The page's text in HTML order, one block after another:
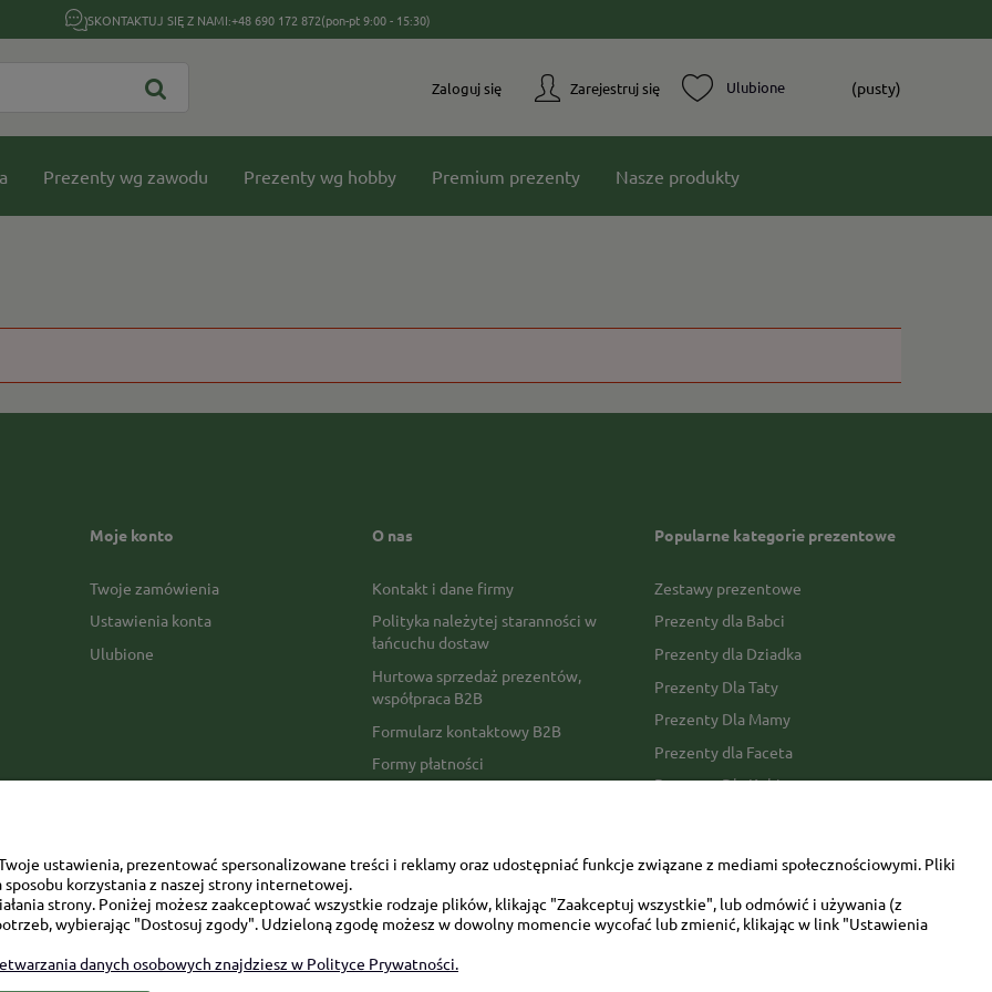
SKONTAKTUJ SIĘ Z NAMI:+48 690 172 872(pon-pt 9:00 - 15:30)
Zarejestruj się
Zaloguj się (pusty)
Prezenty wg zawodu Prezenty wg hobby Premium prezenty Nasze produkty
Moje konto
Twoje zamówienia
Ustawienia konta
Ulubione
O nas
Kontakt i dane firmy
Polityka należytej staranności w
łańcuchu dostaw
Hurtowa sprzedaż prezentów,
współpraca B2B
Formularz kontaktowy B2B
Formy płatności
Opinie Trustmate
Mapa kategorii
Popularne kategorie prezentowe
Zestawy prezentowe
Prezenty dla Babci
Prezenty dla Dziadka
Prezenty Dla Taty
Prezenty Dla Mamy
Prezenty dla Faceta
Prezenty Dla Kobiety
ustawienia, prezentować spersonalizowane treści i reklamy oraz udostępniać funkcje związane z mediami społecznościowymi. Pliki
korzystania z naszej strony internetowej.
strony. Poniżej możesz zaakceptować wszystkie rodzaje plików, klikając "Zaakceptuj wszystkie", lub odmówić i używania (z
wybierając "Dostosuj zgody". Udzieloną zgodę możesz w dowolny momencie wycofać lub zmienić, klikając w link "Ustawienia
danych osobowych znajdziesz w Polityce Prywatności.